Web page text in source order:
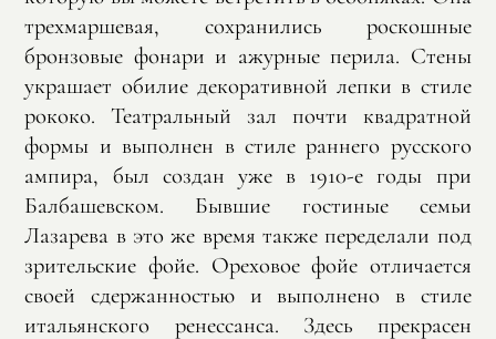
трехмаршевая, сохранились роскошные
бронзовые фонари и ажурные перила. Стены
украшает обилие декоративной лепки в стиле
рококо. Театральный зал почти квадратной
формы и выполнен в стиле раннего русского
ампира, был создан уже в 1910-е годы при
Балбашевском. Бывшие гостиные семьи
Лазарева в это же время также переделали под
зрительские фойе. Ореховое фойе отличается
своей сдержанностью и выполнено в стиле
итальянского ренессанса. Здесь прекрасен